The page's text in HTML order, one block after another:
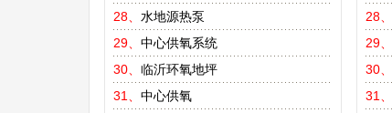
28、 水地源热泵
29、 中心供氧系统
30、 临沂环氧地坪
31、 中心供氧
28、
29、
30、
31、